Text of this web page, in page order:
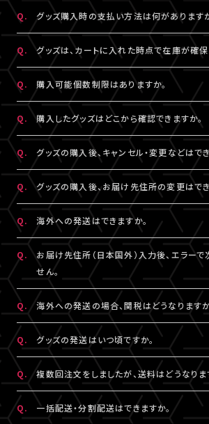
各配信視聴ページなどでご購入いただけま
LIVESHIPにご登録のA!-ID（メールアドレス）
利用ください。
※グッズをご購入いただくには、LIVESHIP
なります。
※LIVESHIPへの会員登録については ［
はどうすればいいですか。］をご参照ください
Q. グッズ購入時の支払い方法は何があります
クレジットカード決済、コンビニ決済がご利
Q. グッズは、カートに入れた時点で在庫が確保
カートに入れた時点では在庫確保とはなりま
ご注文手続きが完了した時点で在庫確保とな
ただしコンビニ決済をご利用の場合、支払
確保はリセットされますので予めご了承くださ
Q. 購入可能個数制限はありますか。
A.
公演・グッズにより異なります。グッズ商品
認ください。
Q. 購入したグッズはどこから確認できますか。
A.
「決済完了のお知らせ」メール、または「マ
情報」よりご確認いただけます。
Q. グッズの購入後、キャンセル・変更などはで
A.
お客様都合による商品購入後の注文内容の
品・交換は一切お受けできません。
また、一度決済を完了された決済手段を変
のでご注意ください。
Q. グッズの購入後、お届け先住所の変更はでき
A.
購入後、「マイページ」内「グッズ購入情報」
準備前」の場合に変更が可能です。
※発送先が日本国外の場合、購入後の住所
めご了承ください。
Q. 海外への発送はできますか。
A.
公演・グッズにより異なります。グッズ商品
認ください。
Q.
お届け先住所（日本国外）入力後、エラー
せん。
A.
日本国外の郵便番号をご入力する際、システ
便番号を入力しているにも関わらずエラー
す。
その場合は、末尾1桁か2桁を削除、もしく
お試しください。
Q. 海外への発送の場合、関税はどうなりますか
A.
関税はお客様ご自身でお支払いください。
の判断によります。
また、現地税関での商品配達停止に関して
の責任を負いかねます。
DHLにおきましては現地カスタマーサービ
さい。
Q. グッズの発送はいつ頃ですか。
A.
公演・グッズにより異なります。「マイページ
にて発送状況の確認ができます。
※グッズの発送後、「グッズ発送完了のお知
れます。
Q. 複数回注文をしましたが、送料はどうなりま
A.
注文番号ごとに送料がかかります。
同日・同公演の注文でも、注文番号が異な
Q. 一括配送・分割配送はできますか。